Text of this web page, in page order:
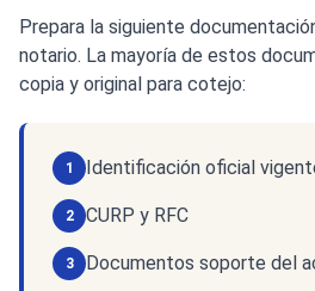
Prepara la siguiente
notario. La mayoría de estos
copia y original para cotejo:
1 Identificación oficial
2 CURP y RFC
3 Documentos soporte del